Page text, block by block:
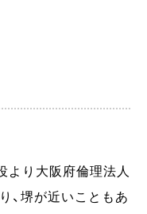
より大阪府倫理法人
、堺が近いこともあ